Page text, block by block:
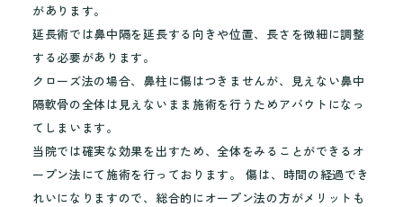
があります。
延長術では鼻中隔を延長する向きや位置、長さを微細に調整
する必要があります。
クローズ法の場合、鼻柱に傷はつきませんが、見えない鼻中
隔軟骨の全体は見えないまま施術を行うためアバウトになっ
てしまいます。
当院では確実な効果を出すため、全体をみることができるオ
ープン法にて施術を行っております。 傷は、時間の経過でき
れいになりますので、総合的にオープン法の方がメリットも